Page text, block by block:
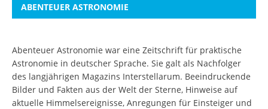
ABENTEUER ASTRONOMIE
Abenteuer Astronomie war eine Zeitschrift für praktische
Astronomie in deutscher Sprache. Sie galt als Nachfolger
des langjährigen Magazins Interstellarum. Beeindruckende
Bilder und Fakten aus der Welt der Sterne, Hinweise auf
aktuelle Himmelsereignisse, Anregungen für Einsteiger und